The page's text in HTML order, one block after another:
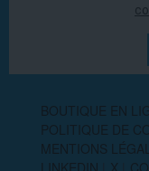
BOUTIQUE EN
POLITIQUE DE
MENTIONS
LINKEDIN
X